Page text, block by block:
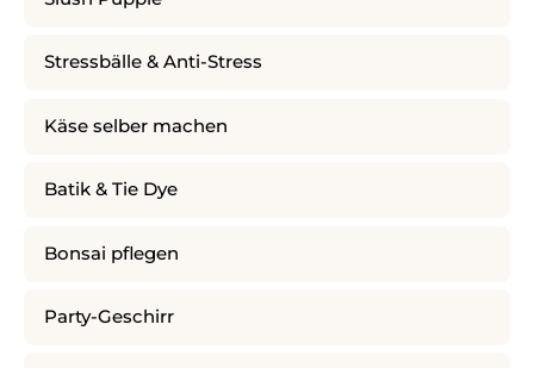
Stressbälle & Anti-Stress
Käse selber machen
Batik & Tie Dye
Bonsai pflegen
Party-Geschirr